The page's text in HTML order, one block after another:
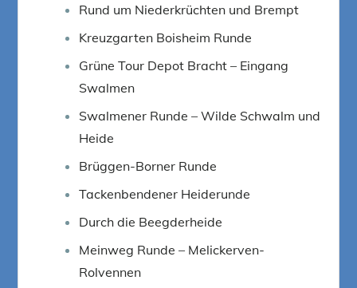
Rund um Niederkrüchten und Brempt
Kreuzgarten Boisheim Runde
Grüne Tour Depot Bracht – Eingang
Swalmen
Swalmener Runde – Wilde Schwalm und
Heide
Brüggen-Borner Runde
Tackenbendener Heiderunde
Durch die Beegderheide
Meinweg Runde – Melickerven-
Rolvennen